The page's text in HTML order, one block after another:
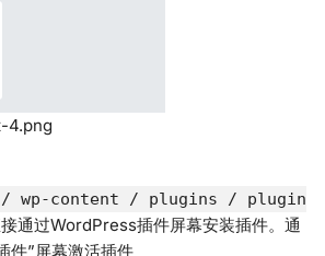
4.png
/ wp-content / plugins / plugin
通过WordPress插件屏幕安装插件。通
件”屏幕激活插件